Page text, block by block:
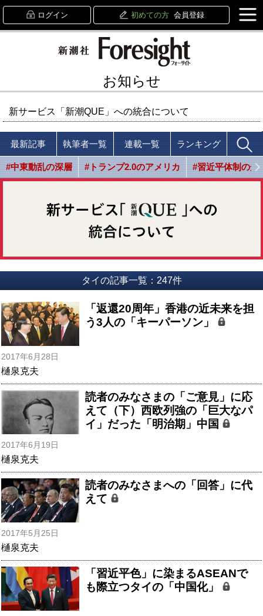
ログイン 初めての方 会員登録
お知らせ
新サービス「新潮QUE」への統合について
最新記事 執筆者一覧 連載一覧 ランキング
#中東動乱の深層 #トランプ2.0のアメリカ #習近平体制の光
タイの記事一覧：247件
「返還20周年」香港の近未来を担
う3人の「キーパーソン」
2017年6月28日
樋泉克夫
読者のみなさまの「ご意見」に応
えて（下）西欧列強の「巨大なパ
イ」だった「明治期」中国
2017年6月19日
樋泉克夫
読者のみなさまへの「回答」に代
えて
2017年5月25日
樋泉克夫
「習近平色」に染まるASEANで
も際立つタイの「中国化」